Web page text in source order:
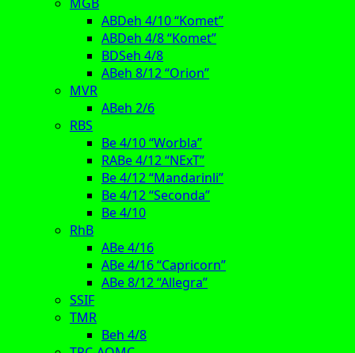
ABDeh 4/10 “Komet”
ABDeh 4/8 “Komet”
BDSeh 4/8
ABeh 8/12 “Orion”
MVR
ABeh 2/6
RBS
Be 4/10 “Worbla”
RABe 4/12 “NExT”
Be 4/12 “Mandarinli”
Be 4/12 “Seconda”
Be 4/10
RhB
ABe 4/16
ABe 4/16 “Capricorn”
ABe 8/12 “Allegra”
SSIF
TMR
Beh 4/8